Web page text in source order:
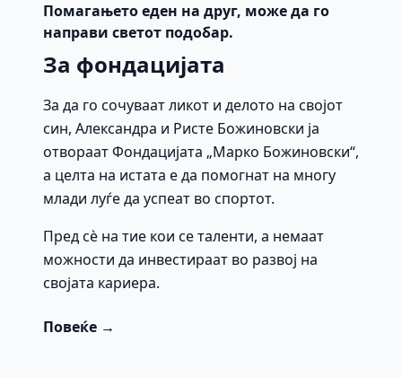
Помагањето еден на друг, може да го
направи светот подобар.
За фондацијата
За да го сочуваат ликот и делото на својот
син, Александра и Ристе Божиновски ја
отвораат Фондацијата „Марко Божиновски“,
а целта на истата е да помогнат на многу
млади луѓе да успеат во спортот.
Пред сè на тие кои се таленти, а немаат
можности да инвестираат во развој на
својата кариера.
Повеќе →